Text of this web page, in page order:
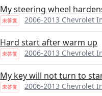
My steering wheel
未答复 2006-2013 Chevrolet
Hard start after warm up
未答复 2006-2013 Chevrolet
My key will not turn to
未答复 2006-2013 Chevrolet